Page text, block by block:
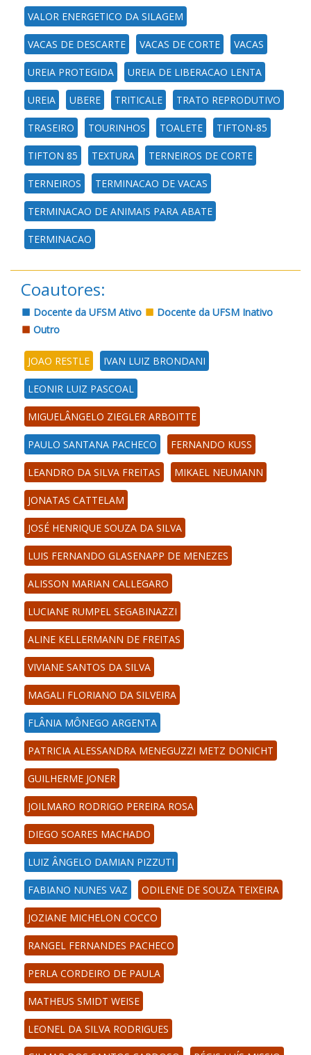
VALOR ENERGETICO DA SILAGEM
VACAS DE DESCARTE VACAS DE CORTE VACAS
UREIA PROTEGIDA UREIA DE LIBERACAO LENTA
UREIA UBERE TRITICALE TRATO REPRODUTIVO
TRASEIRO TOURINHOS TOALETE TIFTON-85
TIFTON 85 TEXTURA TERNEIROS DE CORTE
TERNEIROS TERMINACAO DE VACAS
TERMINACAO DE ANIMAIS PARA ABATE
TERMINACAO
Coautores:
Docente da UFSM Ativo
Docente da UFSM Inativo
Outro
JOAO RESTLE IVAN LUIZ BRONDANI
LEONIR LUIZ PASCOAL
MIGUELÂNGELO ZIEGLER ARBOITTE
PAULO SANTANA PACHECO FERNANDO KUSS
LEANDRO DA SILVA FREITAS MIKAEL NEUMANN
JONATAS CATTELAM
JOSÉ HENRIQUE SOUZA DA SILVA
LUIS FERNANDO GLASENAPP DE MENEZES
ALISSON MARIAN CALLEGARO
LUCIANE RUMPEL SEGABINAZZI
ALINE KELLERMANN DE FREITAS
VIVIANE SANTOS DA SILVA
MAGALI FLORIANO DA SILVEIRA
FLÂNIA MÔNEGO ARGENTA
PATRICIA ALESSANDRA MENEGUZZI METZ DONICHT
GUILHERME JONER
JOILMARO RODRIGO PEREIRA ROSA
DIEGO SOARES MACHADO
LUIZ ÂNGELO DAMIAN PIZZUTI
FABIANO NUNES VAZ ODILENE DE SOUZA TEIXEIRA
JOZIANE MICHELON COCCO
RANGEL FERNANDES PACHECO
PERLA CORDEIRO DE PAULA
MATHEUS SMIDT WEISE
LEONEL DA SILVA RODRIGUES